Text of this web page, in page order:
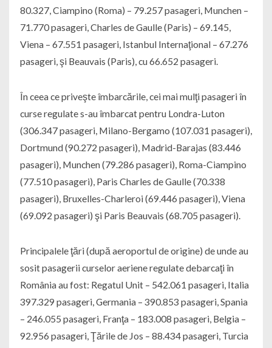
80.327, Ciampino (Roma) – 79.257 pasageri, Munchen –
71.770 pasageri, Charles de Gaulle (Paris) – 69.145,
Viena – 67.551 pasageri, Istanbul Internaţional – 67.276
pasageri, şi Beauvais (Paris), cu 66.652 pasageri.
În ceea ce priveşte îmbarcările, cei mai mulţi pasageri în
curse regulate s-au îmbarcat pentru Londra-Luton
(306.347 pasageri, Milano-Bergamo (107.031 pasageri),
Dortmund (90.272 pasageri), Madrid-Barajas (83.446
pasageri), Munchen (79.286 pasageri), Roma-Ciampino
(77.510 pasageri), Paris Charles de Gaulle (70.338
pasageri), Bruxelles-Charleroi (69.446 pasageri), Viena
(69.092 pasageri) şi Paris Beauvais (68.705 pasageri).
Principalele ţări (după aeroportul de origine) de unde au
sosit pasagerii curselor aeriene regulate debarcaţi în
România au fost: Regatul Unit – 542.061 pasageri, Italia
397.329 pasageri, Germania – 390.853 pasageri, Spania
– 246.055 pasageri, Franţa – 183.008 pasageri, Belgia –
92.956 pasageri, Ţările de Jos – 88.434 pasageri, Turcia